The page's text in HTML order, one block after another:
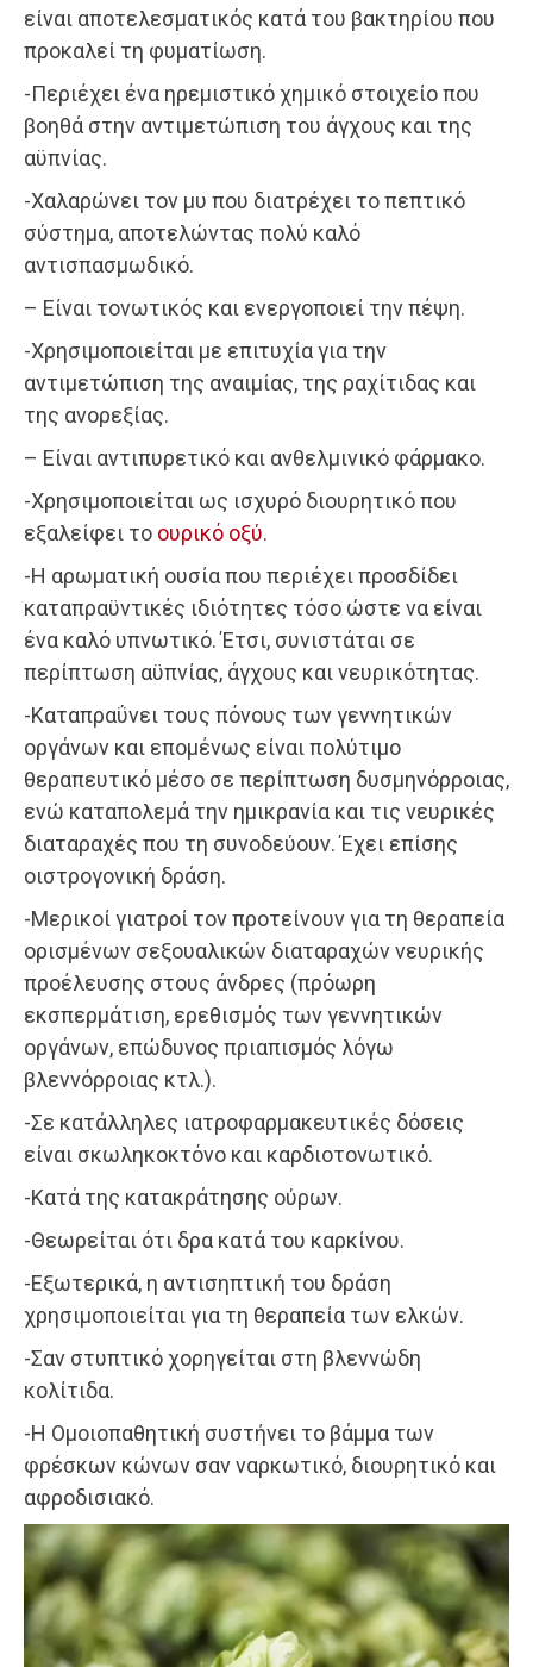
είναι αποτελεσματικός κατά του βακτηρίου που
προκαλεί τη φυματίωση.
-Περιέχει ένα ηρεμιστικό χημικό στοιχείο που
βοηθά στην αντιμετώπιση του άγχους και της
αϋπνίας.
-Χαλαρώνει τον μυ που διατρέχει το πεπτικό
σύστημα, αποτελώντας πολύ καλό
αντισπασμωδικό.
– Είναι τονωτικός και ενεργοποιεί την πέψη.
-Χρησιμοποιείται με επιτυχία για την
αντιμετώπιση της αναιμίας, της ραχίτιδας και
της ανορεξίας.
– Είναι αντιπυρετικό και ανθελμινικό φάρμακο.
-Χρησιμοποιείται ως ισχυρό διουρητικό που
εξαλείφει το ουρικό οξύ.
-Η αρωματική ουσία που περιέχει προσδίδει
καταπραϋντικές ιδιότητες τόσο ώστε να είναι
ένα καλό υπνωτικό. Έτσι, συνιστάται σε
περίπτωση αϋπνίας, άγχους και νευρικότητας.
-Καταπραΰνει τους πόνους των γεννητικών
οργάνων και επομένως είναι πολύτιμο
θεραπευτικό μέσο σε περίπτωση δυσμηνόρροιας,
ενώ καταπολεμά την ημικρανία και τις νευρικές
διαταραχές που τη συνοδεύουν. Έχει επίσης
οιστρογονική δράση.
-Μερικοί γιατροί τον προτείνουν για τη θεραπεία
ορισμένων σεξουαλικών διαταραχών νευρικής
προέλευσης στους άνδρες (πρόωρη
εκσπερμάτιση, ερεθισμός των γεννητικών
οργάνων, επώδυνος πριαπισμός λόγω
βλεννόρροιας κτλ.).
-Σε κατάλληλες ιατροφαρμακευτικές δόσεις
είναι σκωληκοκτόνο και καρδιοτονωτικό.
-Κατά της κατακράτησης ούρων.
-Θεωρείται ότι δρα κατά του καρκίνου.
-Εξωτερικά, η αντισηπτική του δράση
χρησιμοποιείται για τη θεραπεία των ελκών.
-Σαν στυπτικό χορηγείται στη βλεννώδη
κολίτιδα.
-Η Ομοιοπαθητική συστήνει το βάμμα των
φρέσκων κώνων σαν ναρκωτικό, διουρητικό και
αφροδισιακό.